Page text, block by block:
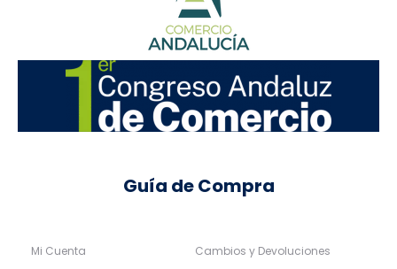
Guía de Compra
Mi Cuenta Cambios y Devoluciones